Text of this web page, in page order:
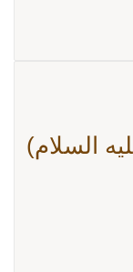
السلام)